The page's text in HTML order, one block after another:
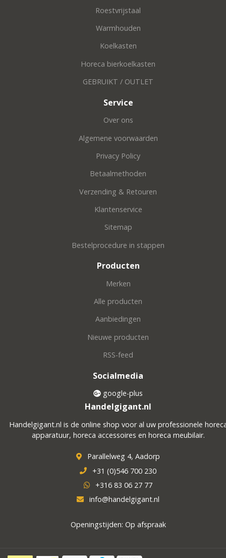
Roestvrijstaal
Warmhouden
Koelkasten
Horeca bierkoelkasten
GEBRUIKT / OUTLET
Service
Over ons
Algemene voorwaarden
Privacy Policy
Betaalmethoden
Verzending & Retouren
Klantenservice
Sitemap
Bestelprocedure in stappen
Producten
Merken
Alle producten
Aanbiedingen
Nieuwe producten
RSS-feed
Socialmedia
google-plus
Handelgigant.nl
Handelgigant.nl is de online shop voor al uw professionele
apparatuur, horeca accessoires en horeca meubilair.
Parallelweg 4, Aadorp
+31 (0)546 700 230
+316 83 06 27 77
info@handelgigant.nl
Openingstijden: Op afspraak